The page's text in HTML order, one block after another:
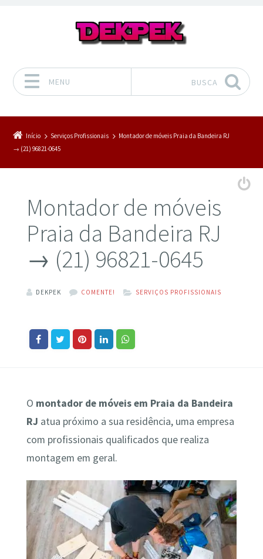
MENU BUSCA
Início Serviços Profissionais
Montador de móveis Praia da Bandeira RJ
→ (21) 96821-0645
Montador de móveis
Praia da Bandeira RJ
→ (21) 96821-0645
DEKPEK COMENTE! SERVIÇOS PROFISSIONAIS
O montador de móveis em Praia da Bandeira
RJ atua próximo a sua residência, uma empresa
com profissionais qualificados que realiza
montagem em geral.